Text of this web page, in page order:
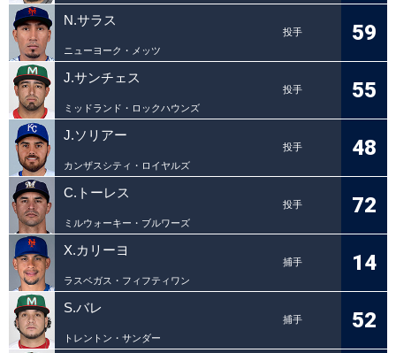
N.サラス
投手
ニューヨーク・メッツ
59
J.サンチェス
投手
ミッドランド・ロックハウンズ
55
J.ソリアー
投手
カンザスシティ・ロイヤルズ
48
C.トーレス
投手
ミルウォーキー・ブルワーズ
72
X.カリーヨ
捕手
ラスベガス・フィフティワン
14
S.バレ
捕手
トレントン・サンダー
52